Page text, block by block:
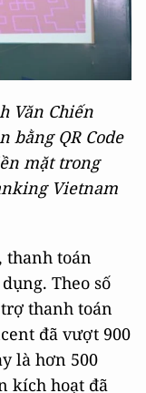
Văn Chiến
bằng QR Code
mặt trong
Vietnam
thanh toán
Theo số
thanh toán
đã vượt 900
là hơn 500
kích hoạt đã